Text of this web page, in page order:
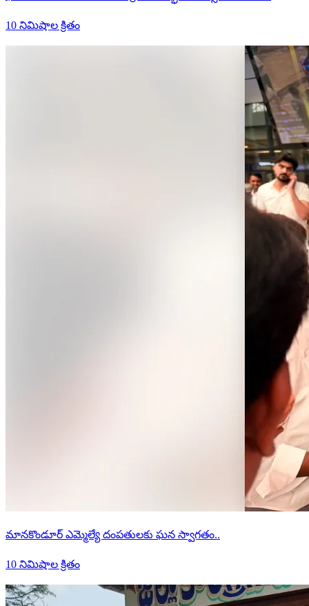
10 నిమిషాల క్రితం
మానకొండూర్ ఎమ్మెల్యే దంపతులకు ఘన స్వాగతం..
10 నిమిషాల క్రితం